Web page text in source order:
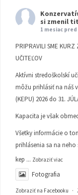
si zmenil
1 mesiac pred
PRIPRAVILI SME KURZ
UČITEĽOV
Aktívni stredoškolskí
môžu prihlásiť na náš
(KEPU) 2026 do 31.
Kapacita je však
Všetky informácie o
prihlásenia sa na neho
kep ... Zobraziť viac
Fotografia
Zobraziť na Facebooku ·